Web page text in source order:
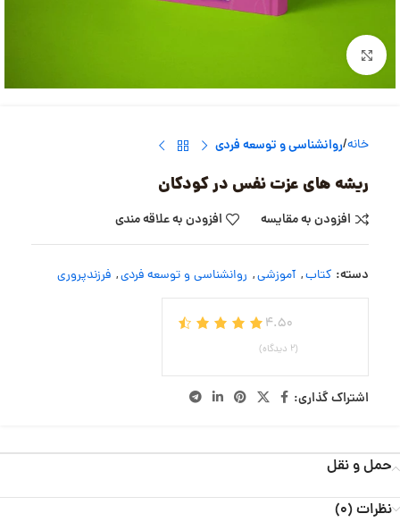
بزرگنمایی تصویر
خانه روانشناسی و توسعه فردی
ریشه های عزت نفس در کودکان
افزودن به مقایسه افزودن به علاقه مندی
دسته: کتاب, آموزشی, روانشناسی و توسعه فردی, فرزندپروری
4.50
(2 دیدگاه)
اشتراک گذاری:
حمل و نقل
نظرات (0)